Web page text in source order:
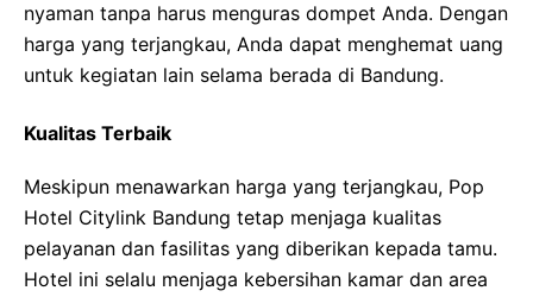
nyaman tanpa harus menguras dompet Anda. Dengan
harga yang terjangkau, Anda dapat menghemat uang
untuk kegiatan lain selama berada di Bandung.
Kualitas Terbaik
Meskipun menawarkan harga yang terjangkau, Pop
Hotel Citylink Bandung tetap menjaga kualitas
pelayanan dan fasilitas yang diberikan kepada tamu.
Hotel ini selalu menjaga kebersihan kamar dan area